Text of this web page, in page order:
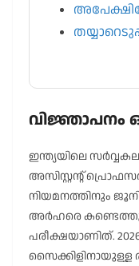
വിജ്ഞാപനം
ഇന്ത്യയിലെ
അസിസ്റ്റന്റ്
നിയമനത്തിനും
അർഹരെ
പരീക്ഷയാണിത്.
സൈക്കിളിനായുള്ള